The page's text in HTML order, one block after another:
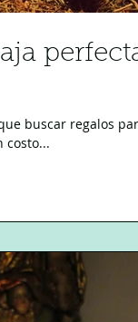
buscar regalos
costo...